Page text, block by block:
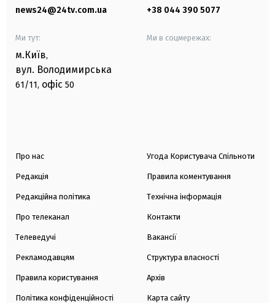
news24@24tv.com.ua +38 044 390 5077
Ми тут:
м.Київ,
вул. Володимирська
61/11, офіс 50
Ми в соцмережах:
Про нас
Редакція
Редакційна політика
Про телеканал
Телеведучі
Рекламодавцям
Правила користування
Політика конфіденційності
Угода Користувача Спільноти
Правила коментування
Технічна інформація
Контакти
Вакансії
Структура власності
Архів
Карта сайту